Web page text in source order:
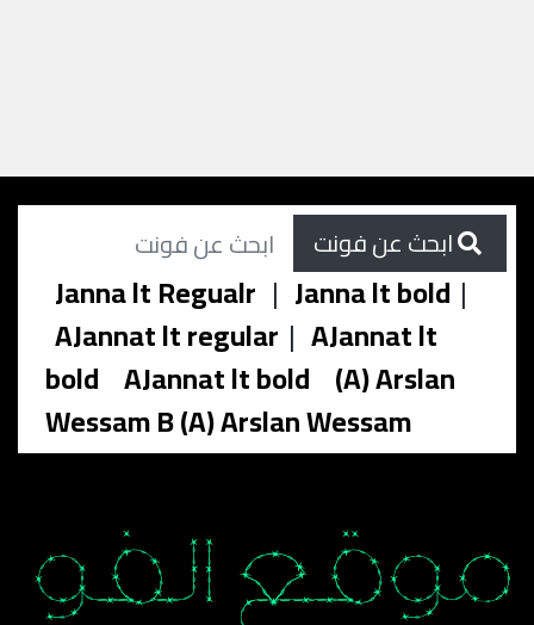
Janna lt Regualr | Janna lt bold |
AJannat lt regular | AJannat lt
bold AJannat lt bold (A) Arslan
Wessam B (A) Arslan Wessam